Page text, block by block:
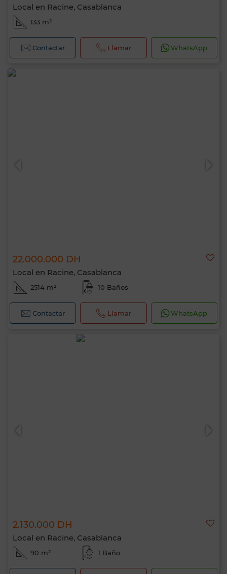
Local en Racine, Casablanca
133 m²
Contactar Llamar WhatsApp
22.000.000 DH
Local en Racine, Casablanca
2514 m² 10 Baños
Contactar Llamar WhatsApp
2.130.000 DH
Local en Racine, Casablanca
90 m² 1 Baño